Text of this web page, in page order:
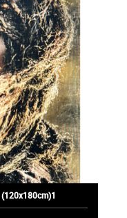
(120x180cm)1